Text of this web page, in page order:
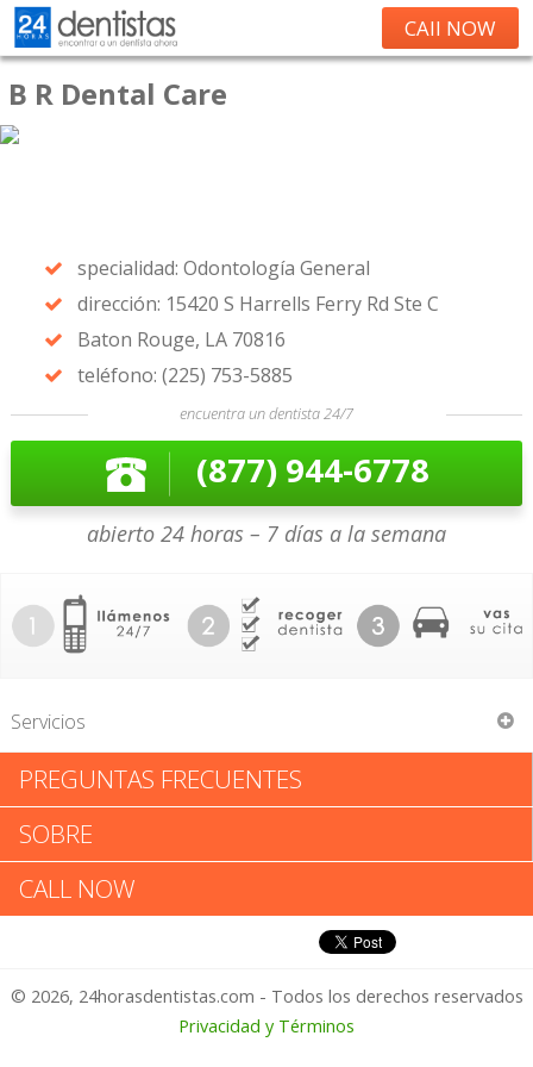
CAll NOW
B R Dental Care
specialidad: Odontología General
dirección: 15420 S Harrells Ferry Rd Ste C
Baton Rouge, LA 70816
teléfono: (225) 753-5885
encuentra un dentista 24/7
(877) 944-6778
abierto 24 horas – 7 días a la semana
Servicios
B R Dental Care
B R Dental Care: Califica tu
Experiencia
1 – No Feliz
PREGUNTAS FRECUENTES
SOBRE
CALL NOW
© 2026, 24horasdentistas.com - Todos los derechos reservados
Privacidad y Términos